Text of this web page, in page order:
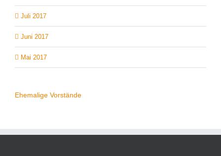
Juli 2017
Juni 2017
Mai 2017
Ehemalige Vorstände